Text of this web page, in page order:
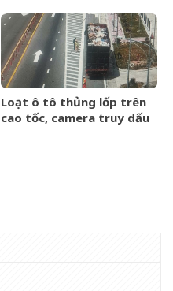
hố vàng, tiền bạc ùa về
nhà như lũ cuốn
Loạt ô tô thủng lốp trên
cao tốc, camera truy dấu